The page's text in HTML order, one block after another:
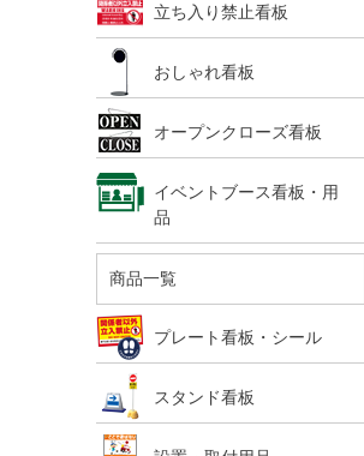
立ち入り禁止看板
おしゃれ看板
オープンクローズ看板
イベントブース看板・用
品
商品一覧
プレート看板・シール
スタンド看板